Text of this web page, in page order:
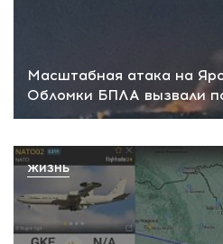
Масштабная атака на
Обломки БПЛА вызвали
ЖИЗНЬ